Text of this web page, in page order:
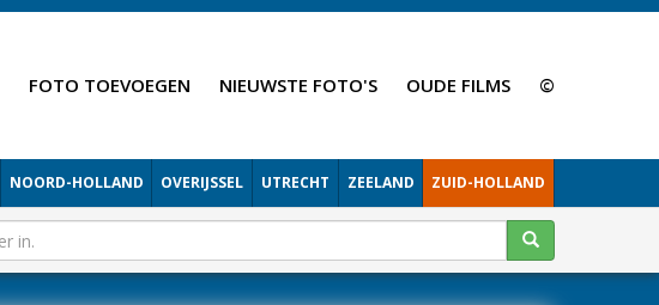
FOTO TOEVOEGEN NIEUWSTE FOTO'S OUDE FILMS ©
NOORD-HOLLAND OVERIJSSEL UTRECHT ZEELAND ZUID-HOLLAND